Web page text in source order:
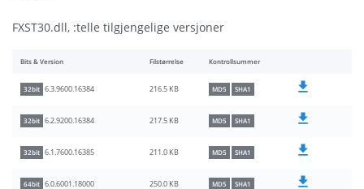
FXST30.dll, :telle tilgjengelige versjoner
Bits & Version Filstørrelse Kontrollsummer
32bit 6.3.9600.16384 216.5 KB MD5 SHA1
32bit 6.2.9200.16384 217.5 KB MD5 SHA1
32bit 6.1.7600.16385 211.0 KB MD5 SHA1
64bit 6.0.6001.18000 250.0 KB MD5 SHA1